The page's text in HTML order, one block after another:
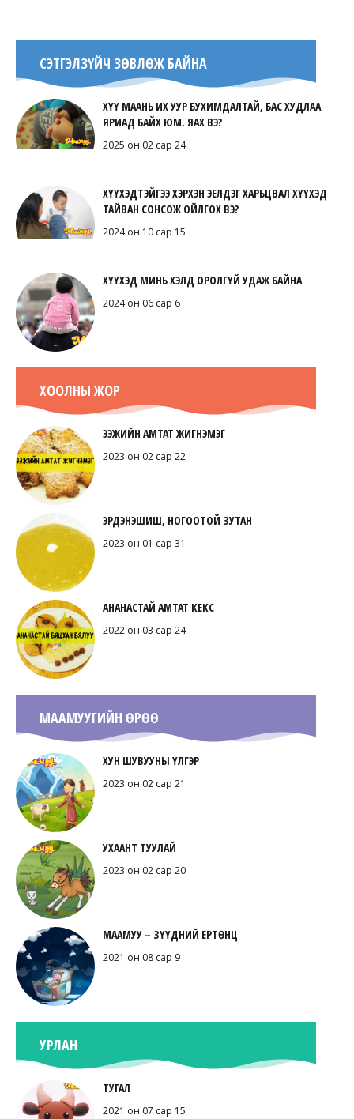
СЭТГЭЛЗҮЙЧ ЗӨВЛӨЖ БАЙНА
ХҮҮ МААНЬ ИХ УУР БУХИМДАЛТАЙ, БАС ХУДЛАА
ЯРИАД БАЙХ ЮМ. ЯАХ ВЭ?
2025 он 02 сар 24
ХҮҮХЭДТЭЙГЭЭ ХЭРХЭН ЭЕЛДЭГ ХАРЬЦВАЛ ХҮҮХЭД
ТАЙВАН СОНСОЖ ОЙЛГОХ ВЭ?
2024 он 10 сар 15
ХҮҮХЭД МИНЬ ХЭЛД ОРОЛГҮЙ УДАЖ БАЙНА
2024 он 06 сар 6
ХООЛНЫ ЖОР
ЭЭЖИЙН АМТАТ ЖИГНЭМЭГ
2023 он 02 сар 22
ЭРДЭНЭШИШ, НОГООТОЙ ЗУТАН
2023 он 01 сар 31
АНАНАСТАЙ АМТАТ КЕКС
2022 он 03 сар 24
МААМУУГИЙН ӨРӨӨ
ХУН ШУВУУНЫ ҮЛГЭР
2023 он 02 сар 21
УХААНТ ТУУЛАЙ
2023 он 02 сар 20
МААМУУ – ЗҮҮДНИЙ ЕРТӨНЦ
2021 он 08 сар 9
УРЛАН
ТУГАЛ
2021 он 07 сар 15